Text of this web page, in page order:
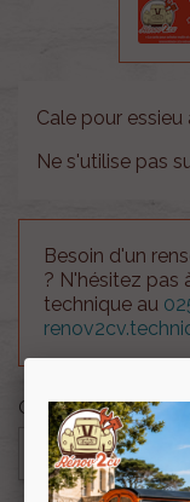
Cale pour essieu
Ne s'utilise pas
Besoin d'un
? N'hésitez pas
technique au
Quantité
